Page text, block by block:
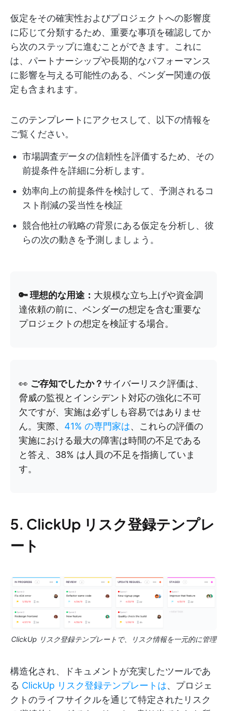
仮定をその確実性およびプロジェクトへの影響度
に応じて分類するため、重要な事項を確認してか
ら次のステップに進むことができます。これに
は、パートナーシップや長期的なパフォーマンス
に影響を与える可能性のある、ベンダー関連の仮
定も含まれます。
このテンプレートにアクセスして、以下の情報を
ご覧ください。
市場調査データの信頼性を評価するため、その
前提条件を詳細に分析します。
効率向上の前提条件を検討して、予測されるコ
スト削減の妥当性を検証
競合他社の戦略の背景にある仮定を分析し、彼
らの次の動きを予測しましょう。
🔑 理想的な用途： 大規模な立ち上げや資金調
達依頼の前に、ベンダーの想定を含む重要な
プロジェクトの想定を検証する場合。
👀 ご存知でしたか？サイバーリスク評価は、
脅威の監視とインシデント対応の強化に不可
欠ですが、実施は必ずしも容易ではありませ
ん。実際、 41% の専門家は、これらの評価の
実施における最大の障害は時間の不足である
と答え、38% は人員の不足を指摘していま
す。
5. ClickUp リスク登録テンプレ
ート
ClickUp リスク登録テンプレートで、リスク情報を一元的に管理
構造化され、ドキュメントが充実したツールであ
る ClickUp リスク登録テンプレートは、プロジェ
クトのライフサイクルを通じて特定されたリスク